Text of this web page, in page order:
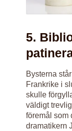
5.
Bysterna
Frankrike i
skulle
väldigt
föremål som
dramatikern